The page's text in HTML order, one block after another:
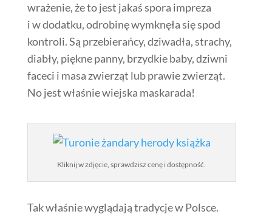
wrażenie, że to jest jakaś spora impreza
i w dodatku, odrobinę wymknęła się spod
kontroli. Są przebierańcy, dziwadła, strachy,
diabły, piękne panny, brzydkie baby, dziwni
faceci i masa zwierząt lub prawie zwierząt.
No jest właśnie wiejska maskarada!
Kliknij w zdjęcie, sprawdzisz cenę i dostępność.
Tak właśnie wyglądają tradycje w Polsce.